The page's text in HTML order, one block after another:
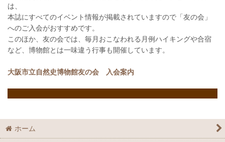
は、
本誌にすべてのイベント情報が掲載されていますので「友の会」
へのご入会がおすすめです。
このほか、友の会では、毎月おこなわれる月例ハイキングや合宿
など、博物館とは一味違う行事も開催しています。
大阪市立自然史博物館友の会 入会案内
ホーム